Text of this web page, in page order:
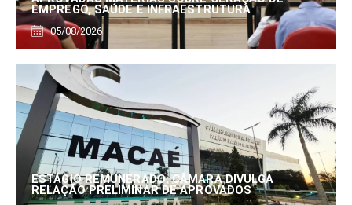
EMPREGO, SAÚDE E INFRAESTRUTURA
05/08/2026
ESTÁGIO REMUNERADO: CÂMARA DIVULGA
RELAÇÃO PRELIMINAR DE APROVADOS